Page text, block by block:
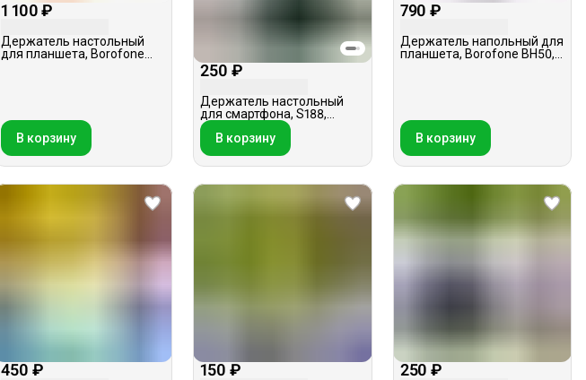
1 100 ₽
Держатель настольный
для планшета, Borofone
В корзину
250 ₽
Держатель настольный
для смартфона, S188,
белый
В корзину
790 ₽
Держатель напольный для
планшета, Borofone BH50,
В корзину
450 ₽ 150 ₽ 250 ₽